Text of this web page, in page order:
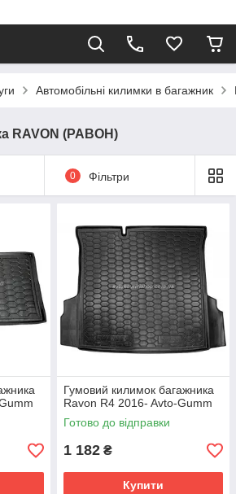
Автомобільні килимки в багажник
RAVON (РАВОН)
0 Фільтри
Гумовий килимок багажника
Ravon R4 2016- Avto-Gumm
Готово до відправки
1 182 ₴
Купити